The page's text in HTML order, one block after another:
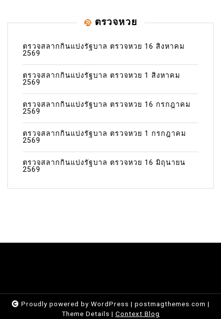
ตรวจหวย
ตรวจสลากกินแบ่งรัฐบาล ตรวจหวย 16 สิงหาคม
2569
ตรวจสลากกินแบ่งรัฐบาล ตรวจหวย 1 สิงหาคม
2569
ตรวจสลากกินแบ่งรัฐบาล ตรวจหวย 16 กรกฎาคม
2569
ตรวจสลากกินแบ่งรัฐบาล ตรวจหวย 1 กรกฎาคม
2569
ตรวจสลากกินแบ่งรัฐบาล ตรวจหวย 16 มิถุนายน
2569
Proudly powered by WordPress | postmagthemes.com |
Theme Details | Context Blog